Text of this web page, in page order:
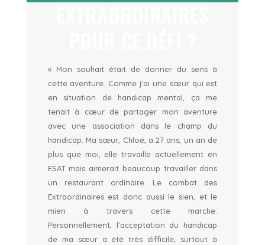
« Mon souhait était de donner du sens à
cette aventure. Comme j’ai une sœur qui est
en situation de handicap mental, ça me
tenait à cœur de partager mon aventure
avec une association dans le champ du
handicap. Ma sœur, Chloé, a 27 ans, un an de
plus que moi, elle travaille actuellement en
ESAT mais aimerait beaucoup travailler dans
un restaurant ordinaire. Le combat des
Extraordinaires est donc aussi le sien, et le
mien à travers cette marche.
Personnellement, l’acceptation du handicap
de ma sœur a été très difficile, surtout à